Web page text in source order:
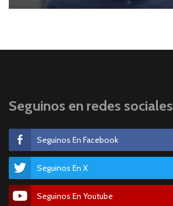
Seguinos en redes sociales
Seguinos En Facebook
Seguinos En X
Seguinos En Youtube